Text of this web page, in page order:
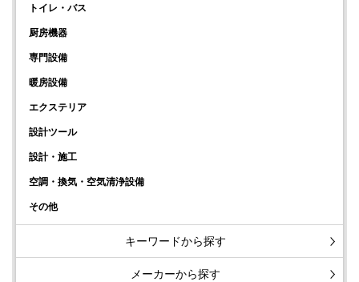
トイレ・バス
厨房機器
専門設備
暖房設備
エクステリア
設計ツール
設計・施工
空調・換気・空気清浄設備
その他
キーワードから探す
メーカーから探す